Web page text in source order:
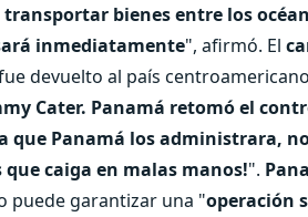
bienes entre los
inmediatamente", afirmó. El
devuelto al país
Cater. Panamá retomó el
que Panamá los administrara,
caiga en malas manos!".
puede garantizar una "operación